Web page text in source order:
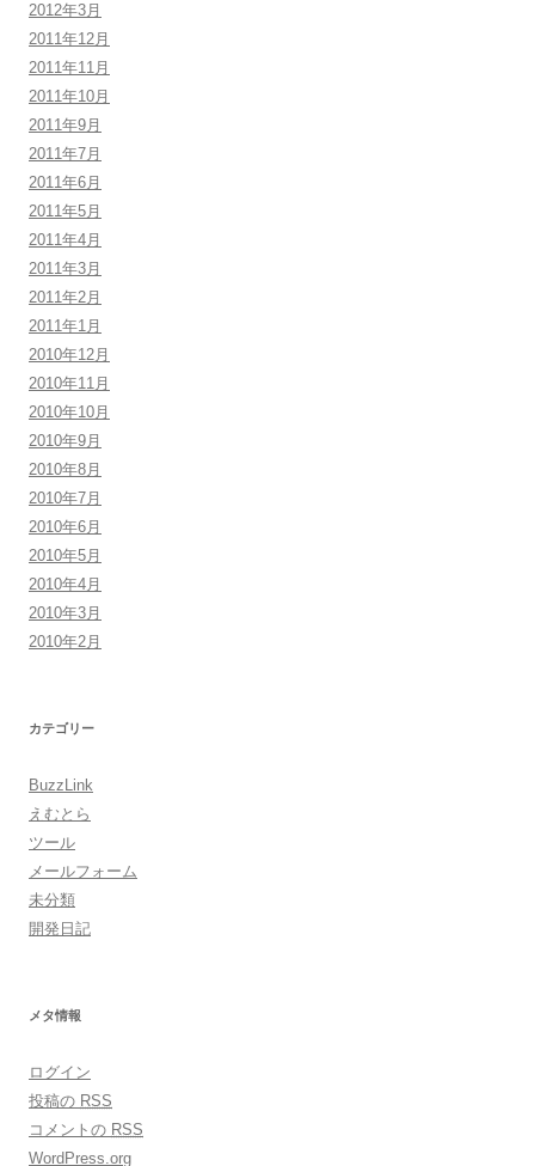
2012年3月
2011年12月
2011年11月
2011年10月
2011年9月
2011年7月
2011年6月
2011年5月
2011年4月
2011年3月
2011年2月
2011年1月
2010年12月
2010年11月
2010年10月
2010年9月
2010年8月
2010年7月
2010年6月
2010年5月
2010年4月
2010年3月
2010年2月
カテゴリー
BuzzLink
えむとら
ツール
メールフォーム
未分類
開発日記
メタ情報
ログイン
投稿の RSS
コメントの RSS
WordPress.org